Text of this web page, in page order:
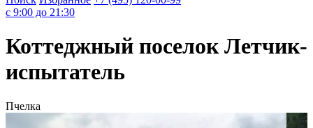
c 9:00 до 21:30
Коттеджный поселок Летчик-
испытатель
Пчелка